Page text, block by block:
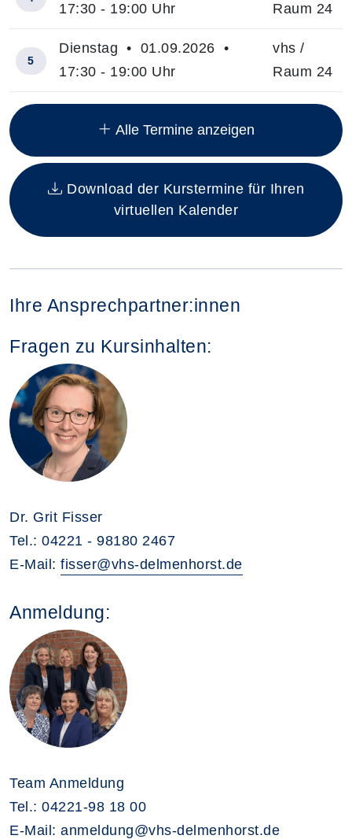
Insgesamt gibt es 24 Termine zum diesen Kurs
17:30 - 19:00 Uhr Raum 24
5
Dienstag • 01.09.2026 •
17:30 - 19:00 Uhr
vhs /
Raum 24
Alle Termine anzeigen
Download der Kurstermine für Ihren
virtuellen Kalender
Ihre Ansprechpartner:innen
Fragen zu Kursinhalten:
Dr. Grit Fisser
Tel.: 04221 - 98180 2467
E-Mail: fisser@vhs-delmenhorst.de
Anmeldung:
Team Anmeldung
Tel.: 04221-98 18 00
E-Mail: anmeldung@vhs-delmenhorst.de